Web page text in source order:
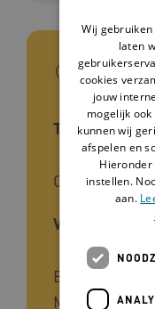
In
Type tool
Casuïstiek
Voor wie
Begeleiders,
Wij
laten
cookies
jouw
mogelijk
kunnen wij
afspelen en
instellen.
aan.